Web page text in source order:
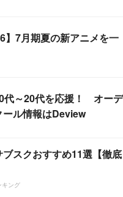
】7月期夏の新アニメを一
代～20代を応援！ オーデ
ール情報はDeview
スクおすすめ11選【徹底
キング